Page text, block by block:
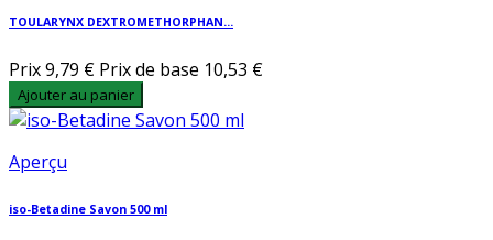
TOULARYNX DEXTROMETHORPHAN...
Prix9,79 € Prix de base 10,53 €
Ajouter au panier
Aperçu
iso-Betadine Savon 500 ml